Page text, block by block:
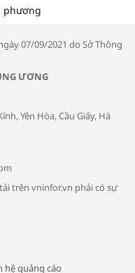
tiến thương mại: Khơi
phòng tránh bệnh
trong thời tiết giao mùa
cho em
phương
07/09/2021 do Sở Thông
ƯƠNG
Yên Hòa, Cầu Giấy, Hà
trên vninfor.vn phải có sự
hệ quảng cáo